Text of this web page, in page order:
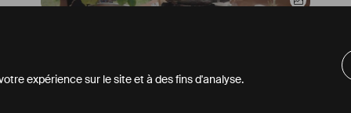
expérience sur le site et à des fins d'analyse.